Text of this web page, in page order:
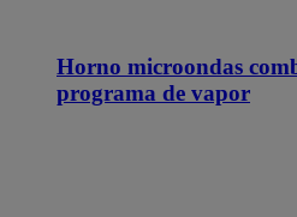
Horno microondas
programa de vapor